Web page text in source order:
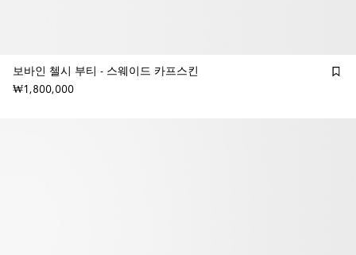
보바인 첼시 부티 - 스웨이드 카프스킨
₩1,800,000